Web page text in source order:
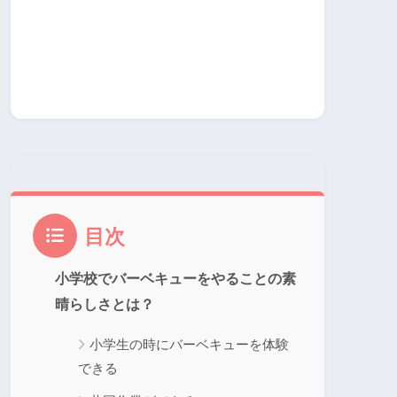
目次
小学校でバーベキューをやることの素
晴らしさとは？
小学生の時にバーベキューを体験
できる